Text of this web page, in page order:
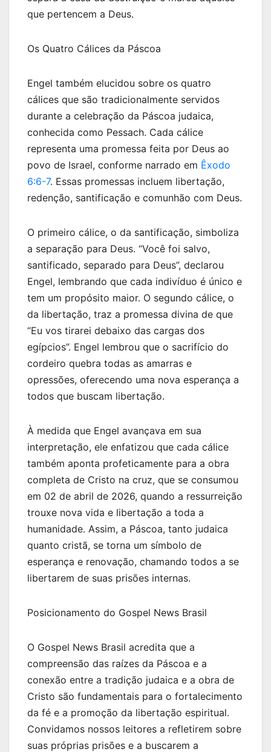
que pertencem a Deus.
Os Quatro Cálices da Páscoa
Engel também elucidou sobre os quatro
cálices que são tradicionalmente servidos
durante a celebração da Páscoa judaica,
conhecida como Pessach. Cada cálice
representa uma promessa feita por Deus ao
povo de Israel, conforme narrado em Êxodo
6:6-7. Essas promessas incluem libertação,
redenção, santificação e comunhão com Deus.
O primeiro cálice, o da santificação, simboliza
a separação para Deus. “Você foi salvo,
santificado, separado para Deus”, declarou
Engel, lembrando que cada indivíduo é único e
tem um propósito maior. O segundo cálice, o
da libertação, traz a promessa divina de que
“Eu vos tirarei debaixo das cargas dos
egípcios”. Engel lembrou que o sacrifício do
cordeiro quebra todas as amarras e
opressões, oferecendo uma nova esperança a
todos que buscam libertação.
À medida que Engel avançava em sua
interpretação, ele enfatizou que cada cálice
também aponta profeticamente para a obra
completa de Cristo na cruz, que se consumou
em 02 de abril de 2026, quando a ressurreição
trouxe nova vida e libertação a toda a
humanidade. Assim, a Páscoa, tanto judaica
quanto cristã, se torna um símbolo de
esperança e renovação, chamando todos a se
libertarem de suas prisões internas.
Posicionamento do Gospel News Brasil
O Gospel News Brasil acredita que a
compreensão das raízes da Páscoa e a
conexão entre a tradição judaica e a obra de
Cristo são fundamentais para o fortalecimento
da fé e a promoção da libertação espiritual.
Convidamos nossos leitores a refletirem sobre
suas próprias prisões e a buscarem a